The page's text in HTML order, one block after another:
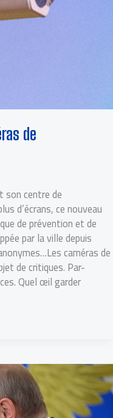
de
son centre de
d’écrans, ce nouveau
de prévention et de
par la ville depuis
caméras de
de critiques. Par-
Quel œil garder